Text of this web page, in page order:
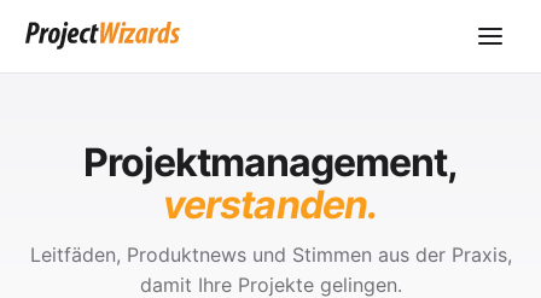
Projektmanagement,
verstanden.
Leitfäden, Produktnews und Stimmen aus der Praxis,
damit Ihre Projekte gelingen.